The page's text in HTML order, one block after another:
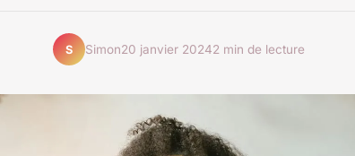
S Simon20 janvier 20242 min de lecture